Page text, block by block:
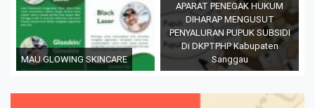
MAU GLOWING SKINCARE
APARAT PENEGAK HUKUM
DIHARAP MENGUSUT
PENYALURAN PUPUK SUBSIDI
Di DKPTPHP Kabupaten
Sanggau